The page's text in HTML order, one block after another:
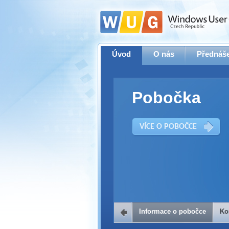
Úvod O nás
Pobočka
VÍCE O POBOČCE
Kontakt na
Informace o pobočce